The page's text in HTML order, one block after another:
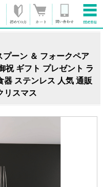
プーン ＆ フォークペア
祝 ギフト プレゼント ラ
器 ステンレス 人気 通販
リスマス